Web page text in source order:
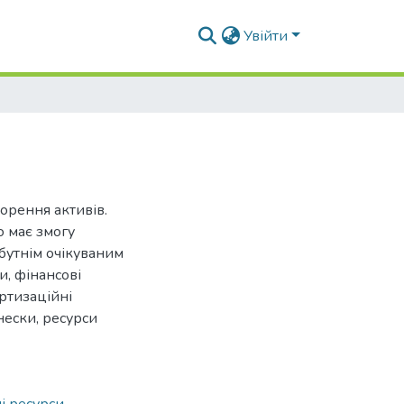
Увійти
активів.
має змогу
очікуваним
фінансові
ресурси